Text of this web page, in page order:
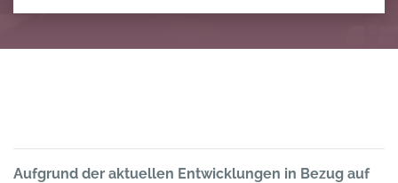
Aufgrund der aktuellen Entwicklungen in Bezug auf